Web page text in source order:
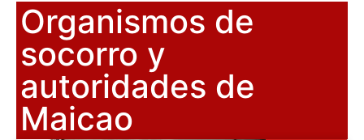
Organismos de
socorro y
autoridades de
Maicao